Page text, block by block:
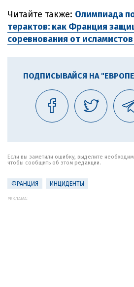
Читайте также: Олимпиада
терактов: как Франция
соревнования от
ПОДПИСЫВАЙСЯ НА
Если вы заметили ошибку, выделите
чтобы сообщить об этом редакции.
ФРАНЦИЯ ИНЦИДЕНТЫ
РЕКЛАМА: